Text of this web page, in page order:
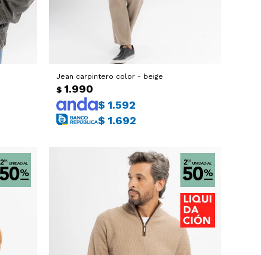
Jean carpintero color - beige
$ 1.990
$ 1.592
$ 1.692